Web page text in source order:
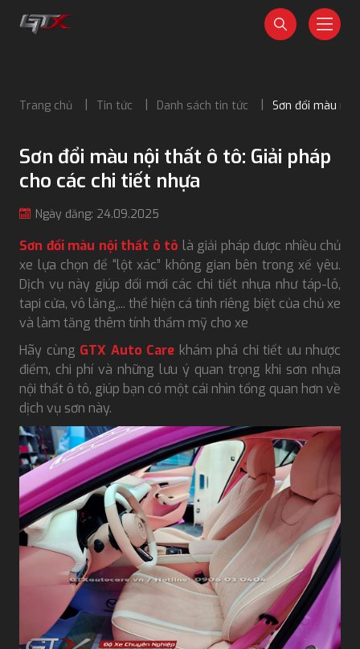
Trang chủ Tin tức Danh sách tin tức Sơn đổi màu
Sơn đổi màu nội thất ô tô: Giải pháp
cho các chi tiết nhựa
Ngày đăng: 24.09.2025
Sơn đổi màu nội thất ô tô là giải pháp được nhiều chủ
xe lựa chọn để “lột xác” không gian bên trong xế yêu.
Dịch vụ này giúp đổi mới các chi tiết nhựa như táp-lô,
tapi cửa, vô lăng,... thể hiện cá tính riêng biệt của chủ xe
và làm tăng thêm tính thẩm mỹ cho xe
Hãy cùng GTX Auto Care khám phá chi tiết ưu nhược
điểm, chi phí và những lưu ý quan trọng khi sơn nhựa
nội thất ô tô, giúp bạn có một cái nhìn tổng quan hơn về
dịch vụ sơn này.